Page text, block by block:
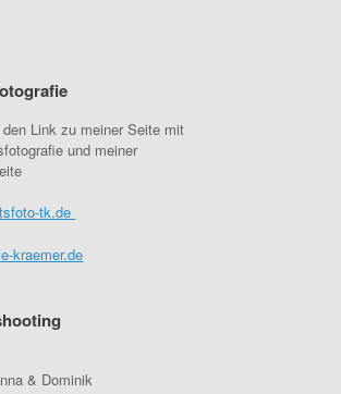
Link zu meiner Seite mit
und meiner
tk.de
kraemer.de
& Dominik